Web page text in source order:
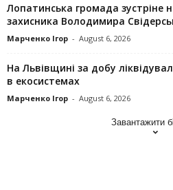
Лопатинська громада зустріне
захисника Володимира
Марченко Ігор - August 6, 2026
На Львівщині за добу
в екосистемах
Марченко Ігор - August 6, 2026
Завантажити